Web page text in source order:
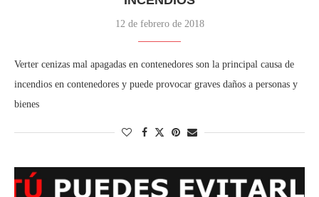
12 de febrero de 2018
Verter cenizas mal apagadas en contenedores son la principal causa de
incendios en contenedores y puede provocar graves daños a personas y
bienes